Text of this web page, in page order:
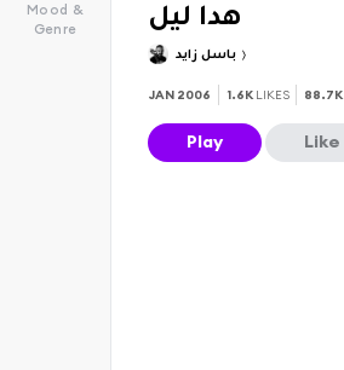
Mood &
Genre
هدا ليل
JAN 2006 1.6K LIKES 88.7K
Play Like